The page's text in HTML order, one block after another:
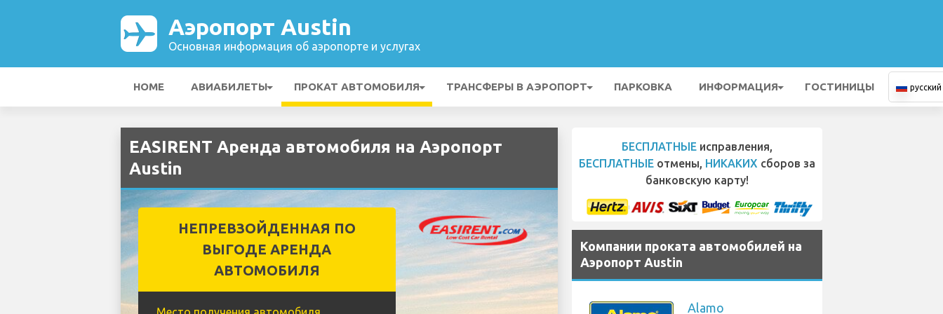
Аэропорт Austin
Основная информация об аэропорте и услугах
HOME АВИАБИЛЕТЫ ПРОКАТ АВТОМОБИЛЯ ТРАНСФЕРЫ В АЭРОПОРТ ПАРКОВКА ИНФОРМАЦИЯ ГОСТИНИЦЫ русский
EASIRENT Аренда автомобиля на Аэропорт
Austin
НЕПРЕВЗОЙДЕННАЯ ПО
ВЫГОДЕ АРЕНДА
АВТОМОБИЛЯ
БЕСПЛАТНЫЕ исправления,
БЕСПЛАТНЫЕ отмены, НИКАКИХ сборов за
банковскую карту!
Компании проката автомобилей на
Аэропорт Austin
Alamo